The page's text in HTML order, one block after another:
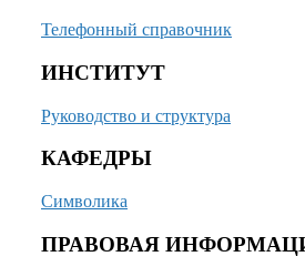
Телефонный справочник
ИНСТИТУТ
Руководство и структура
КАФЕДРЫ
Символика
ПРАВОВАЯ